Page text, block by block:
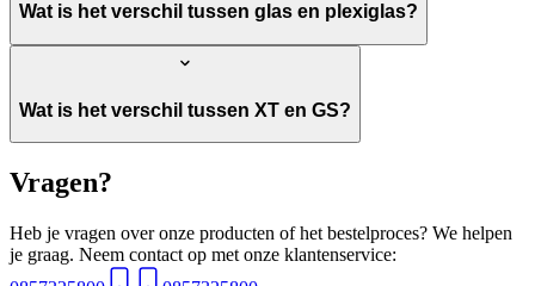
Wat is het verschil tussen glas en plexiglas?
Wat is het verschil tussen XT en GS?
Vragen?
Heb je vragen over onze producten of het bestelproces? We helpen
je graag. Neem contact op met onze klantenservice: